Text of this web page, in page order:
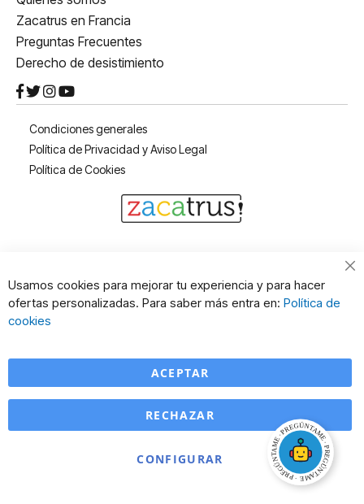
Zacatrus en Francia
Preguntas Frecuentes
Derecho de desistimiento
Condiciones generales
Política de Privacidad y Aviso Legal
Política de Cookies
Usamos cookies para mejorar tu experiencia y para hacer
ofertas personalizadas. Para saber más entra en: Política de
cookies
ACEPTAR
CONFIGURAR
RECHAZAR